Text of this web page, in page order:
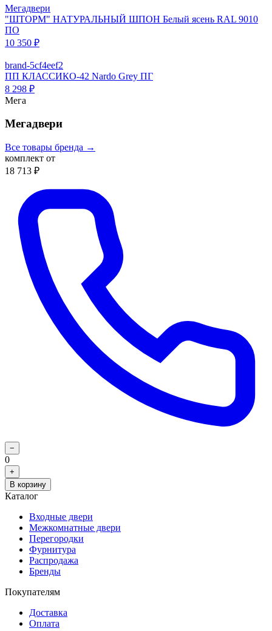
Мегадвери
"ШТОРМ" НАТУРАЛЬНЫЙ ШПОН Белый ясень RAL 9010
ПО
10 350 ₽
brand-5cf4eef2
ПП КЛАССИКО-42 Nardo Grey ПГ
8 298 ₽
Мега
Мегадвери
Все товары бренда →
комплект от
18 713 ₽
−
0
+
В корзину
Каталог
Входные двери
Межкомнатные двери
Перегородки
Фурнитура
Распродажа
Бренды
Покупателям
Доставка
Оплата